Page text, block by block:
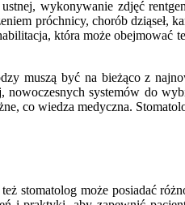
wykonywanie zdjęć
próchnicy, chorób dziąseł,
która może obejmować
muszą być na bieżąco z
systemów do
co wiedza medyczna.
stomatolog może posiadać